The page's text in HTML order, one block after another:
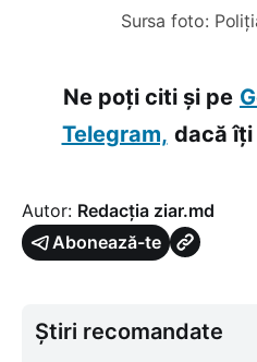
Sursa foto:
Ne poți citi și pe
Telegram, dacă îți
Autor: Redacția ziar.md
Abonează-te
Știri recomandate